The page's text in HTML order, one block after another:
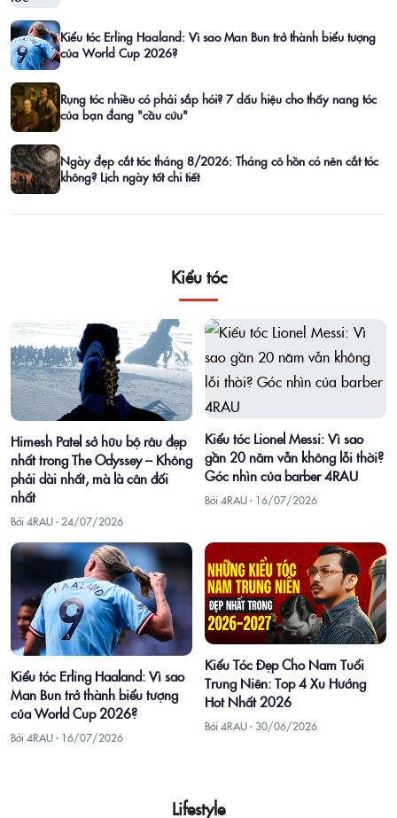
Kiểu tóc Erling Haaland: Vì sao Man Bun trở thành biểu tượng
của World Cup 2026?
Rụng tóc nhiều có phải sắp hói? 7 dấu hiệu cho thấy nang tóc
của bạn đang "cầu cứu"
Ngày đẹp cắt tóc tháng 8/2026: Tháng cô hồn có nên cắt tóc
không? Lịch ngày tốt chi tiết
Kiểu tóc
Himesh Patel sở hữu bộ râu đẹp
nhất trong The Odyssey – Không
phải dài nhất, mà là cân đối
nhất
Bởi 4RAU · 24/07/2026
Kiểu tóc Lionel Messi: Vì sao
gần 20 năm vẫn không lỗi thời?
Góc nhìn của barber 4RAU
Bởi 4RAU · 16/07/2026
Kiểu tóc Erling Haaland: Vì sao
Man Bun trở thành biểu tượng
của World Cup 2026?
Bởi 4RAU · 16/07/2026
Kiểu Tóc Đẹp Cho Nam Tuổi
Trung Niên: Top 4 Xu Hướng
Hot Nhất 2026
Bởi 4RAU · 30/06/2026
Lifestyle